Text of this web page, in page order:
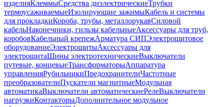
изделияКлеммыСредства диэлектрическиеТрубки
термоусаживаемыеИзолирующие зажимыКабель и системы
для прокладкиКороба, трубы, металлорукавСиловой
кабельНаконечники, гильзы кабельныеАксессуары для труб,
коробовКабельный крепежАрматура СИПЭлектрощитовое
оборудованиеЭлектрощитыАксессуары для
электрощитаШины электротехническиеВыключатели
путевые, концевыеТрансформаторыАппаратура
управленияРубильникиПредохранителиЧастотные
преобразователиПускатели магнитныеМодульная
автоматикаВыключатели автоматическиеРелеВыключатели
нагрузкиКонтакторыДополнительное модульное